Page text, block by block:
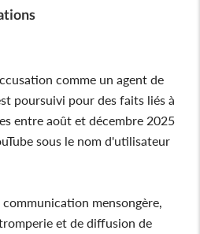
comme un agent de
poursuivi pour des faits liés à
entre août et décembre 2025
sous le nom d'utilisateur
mensongère,
et de diffusion de